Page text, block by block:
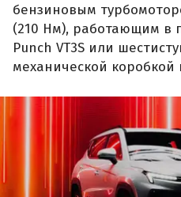
бензиновым
(210 Нм), работающим в
Punch VT3S или
механической коробкой